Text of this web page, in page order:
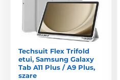
Techsuit Flex Trifold
etui, Samsung Galaxy
Tab A11 Plus / A9 Plus,
szare